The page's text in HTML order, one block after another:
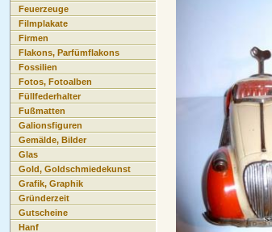
Feuerzeuge
Filmplakate
Firmen
Flakons, Parfümflakons
Fossilien
Fotos, Fotoalben
Füllfederhalter
Fußmatten
Galionsfiguren
Gemälde, Bilder
Glas
Gold, Goldschmiedekunst
Grafik, Graphik
Gründerzeit
Gutscheine
Hanf